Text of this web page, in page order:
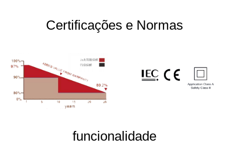
Certificações e Normas
funcionalidade